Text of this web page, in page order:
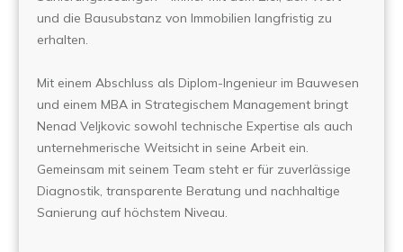
und die Bausubstanz von Immobilien langfristig zu
erhalten.
Mit einem Abschluss als Diplom-Ingenieur im Bauwesen
und einem MBA in Strategischem Management bringt
Nenad Veljkovic sowohl technische Expertise als auch
unternehmerische Weitsicht in seine Arbeit ein.
Gemeinsam mit seinem Team steht er für zuverlässige
Diagnostik, transparente Beratung und nachhaltige
Sanierung auf höchstem Niveau.